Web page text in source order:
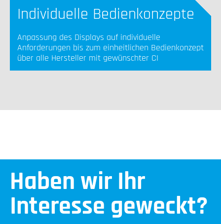
Individuelle Bedienkonzepte
Anpassung des Displays auf individuelle
Anforderungen bis zum einheitlichen Bedienkonzept
über alle Hersteller mit gewünschter CI
Haben wir Ihr
Interesse geweckt?